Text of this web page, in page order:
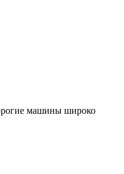
машины широко